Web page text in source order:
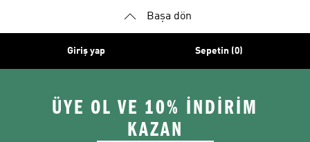
Başa dön
Giriş yap Sepetin (0)
ÜYE OL VE 10% İNDİRİM
KAZAN